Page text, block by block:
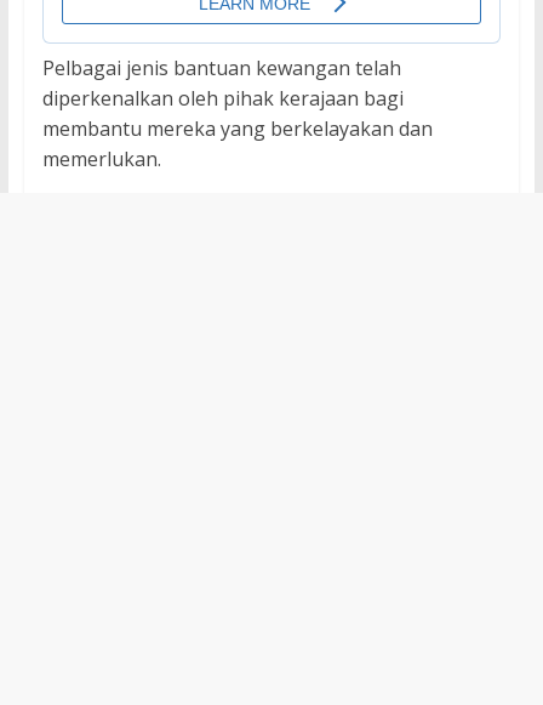
Pelbagai jenis bantuan kewangan telah
diperkenalkan oleh pihak kerajaan bagi
membantu mereka yang berkelayakan dan
memerlukan.